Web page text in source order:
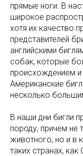
прямые ноги. В
широкое
хотя их качество
представителей
английскими
собак, которые
происхождением и
Американские
несколько
В наши дни бигли
породу, причем не
животного, но и в
таких странах, как